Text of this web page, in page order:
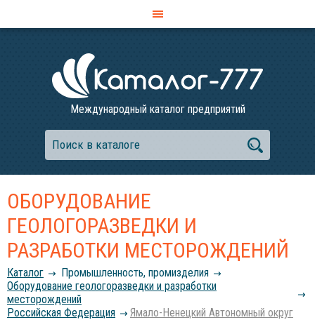
Международный каталог предприятий
ОБОРУДОВАНИЕ
ГЕОЛОГОРАЗВЕДКИ И
РАЗРАБОТКИ МЕСТОРОЖДЕНИЙ
Каталог
Промышленность, промизделия
Оборудование геологоразведки и разработки
месторождений
Российcкая Федерация
Ямало-Ненецкий Автономный округ